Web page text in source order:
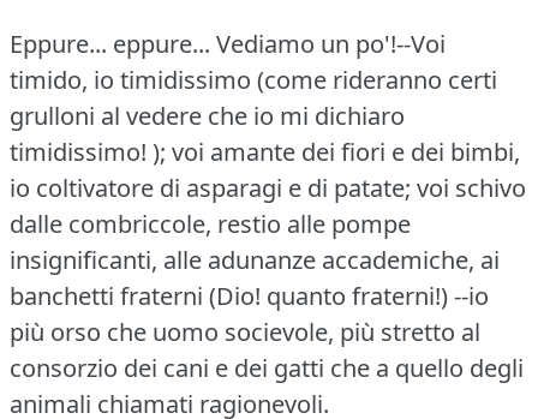
Eppure... eppure... Vediamo un po'!--Voi
timido, io timidissimo (come rideranno certi
grulloni al vedere che io mi dichiaro
timidissimo! ); voi amante dei fiori e dei bimbi,
io coltivatore di asparagi e di patate; voi schivo
dalle combriccole, restio alle pompe
insignificanti, alle adunanze accademiche, ai
banchetti fraterni (Dio! quanto fraterni!)--io
più orso che uomo socievole, più stretto al
consorzio dei cani e dei gatti che a quello degli
animali chiamati ragionevoli.